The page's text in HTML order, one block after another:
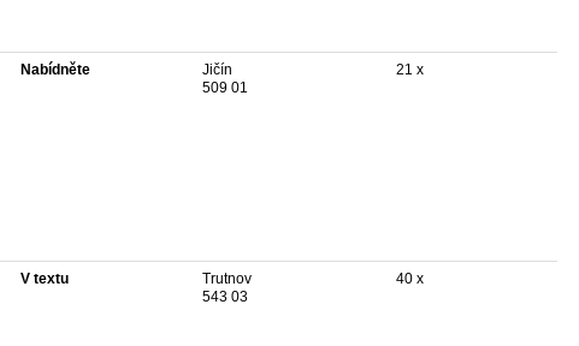
Nabídněte
Jičín
509 01
21 x
V textu
Trutnov
543 03
40 x